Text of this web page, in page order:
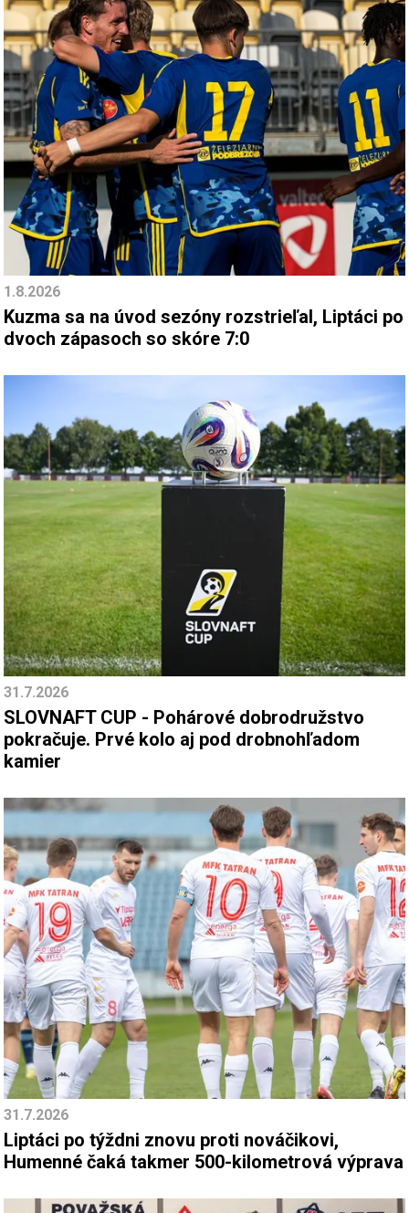
1.8.2026
Kuzma sa na úvod sezóny rozstrieľal, Liptáci po
dvoch zápasoch so skóre 7:0
31.7.2026
SLOVNAFT CUP - Pohárové dobrodružstvo
pokračuje. Prvé kolo aj pod drobnohľadom
kamier
31.7.2026
Liptáci po týždni znovu proti nováčikovi,
Humenné čaká takmer 500-kilometrová výprava